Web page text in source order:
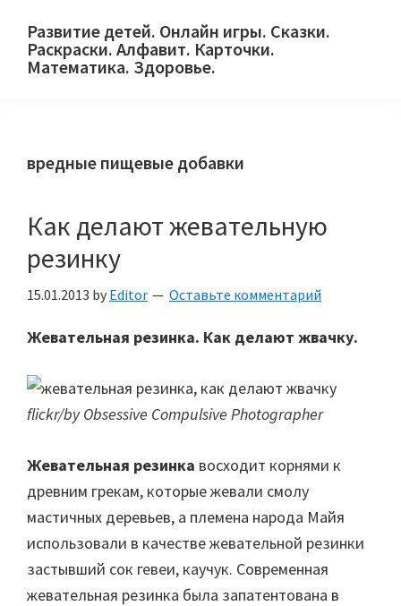
primary
main
primary
Развитие детей. Онлайн игры. Сказки.
Раскраски. Алфавит. Карточки.
Математика. Здоровье.
и
родителей.
вредные пищевые добавки
Как делают жевательную
резинку
15.01.2013 by Editor Оставьте комментарий
Жевательная резинка. Как делают жвачку.
flickr/by Obsessive Compulsive Photographer
Жевательная резинка восходит корнями к
древним грекам, которые жевали смолу
мастичных деревьев, а племена народа Майя
использовали в качестве жевательной резинки
застывший сок гевеи, каучук. Современная
жевательная резинка была запатентована в